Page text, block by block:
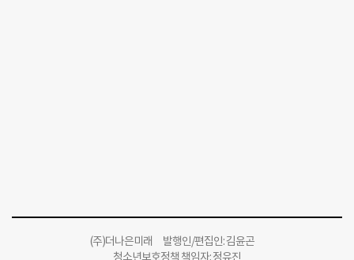
(주)더나은미래 발행인/편집인: 김윤곤
청소년보호정책 책임자: 정유진